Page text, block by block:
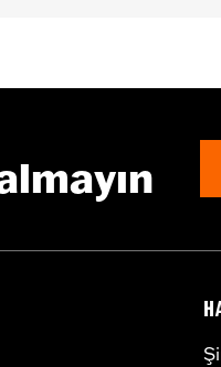
unique
protection from